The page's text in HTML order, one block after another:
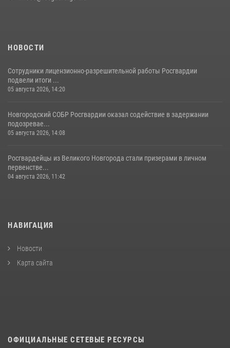
НОВОСТИ
Сотрудники лицензионно-разрешительной работы Росгвардии
подвели итоги ...
05 августа 2026, 14:20
Новгородский СОБР Росгвардии оказал содействие в задержании
подозревае...
05 августа 2026, 14:08
Росгвардейцы из Великого Новгорода стали призерами в личном
первенстве...
04 августа 2026, 11:42
НАВИГАЦИЯ
Новости
Карта сайта
ОФИЦИАЛЬНЫЕ СЕТЕВЫЕ РЕСУРСЫ